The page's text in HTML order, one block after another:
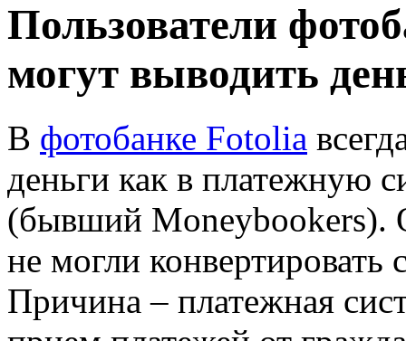
Пользователи
могут выводить
В фотобанке Fotolia
деньги как в платежную
(бывший Moneybookers).
не могли конвертировать
Причина – платежная